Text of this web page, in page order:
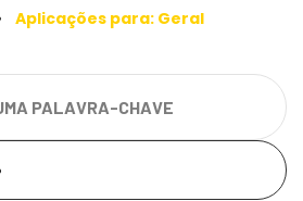
Aplicações para: Geral